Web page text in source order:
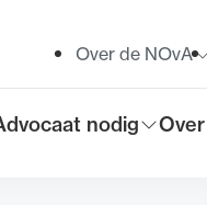
submenu voor
nodig
Toon submenu
Over de NOvA